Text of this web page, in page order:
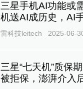
三星手机AI功能或
机送AI成历史，AI
雷科技leitech 2025-06-
三星“七天机”质保
被拒保，澎湃介入